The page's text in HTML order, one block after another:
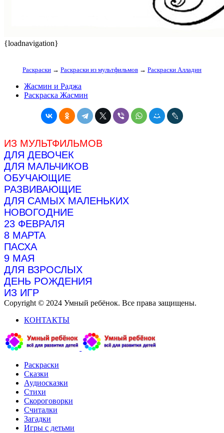
{loadnavigation}
Раскраски → Раскраски из мультфильмов → Раскраски Алладин
Жасмин и Раджа
Раскраска Жасмин
ИЗ МУЛЬТФИЛЬМОВ
ДЛЯ ДЕВОЧЕК
ДЛЯ МАЛЬЧИКОВ
ОБУЧАЮЩИЕ
РАЗВИВАЮЩИЕ
ДЛЯ САМЫХ МАЛЕНЬКИХ
НОВОГОДНИЕ
23 ФЕВРАЛЯ
8 МАРТА
ПАСХА
9 МАЯ
ДЛЯ ВЗРОСЛЫХ
ДЕНЬ РОЖДЕНИЯ
ИЗ ИГР
Copyright © 2024 Умный ребёнок. Все права защищены.
КОНТАКТЫ
Раскраски
Сказки
Аудиосказки
Стихи
Скороговорки
Считалки
Загадки
Игры с детьми